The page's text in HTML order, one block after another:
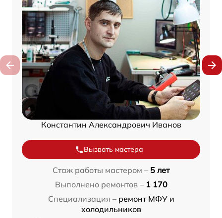
Константин Александрович Иванов
Вызвать мастера
Стаж работы мастером – 5 лет
Выполнено ремонтов – 1 170
Специализация – ремонт МФУ и
холодильников